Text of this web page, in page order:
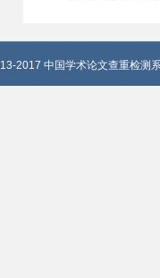
2017 中国学术论文查重检